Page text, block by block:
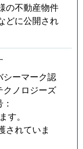
の不動産物件
どに公開され
シーマーク認
クノロジーズ
す。
されていま